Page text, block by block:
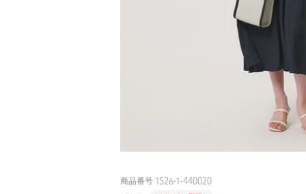
商品番号 1526-1-440020